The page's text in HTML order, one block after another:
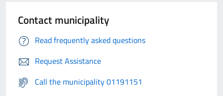
Contact municipality
Read frequently asked questions
Request Assistance
Call the municipality 01191151